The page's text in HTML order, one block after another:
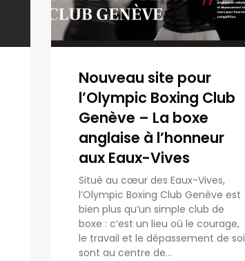
Nouveau site pour
l’Olympic Boxing Club
Genève – La boxe
anglaise à l’honneur
aux Eaux-Vives
Situé au cœur des Eaux-Vives,
l’Olympic Boxing Club Genève est
bien plus qu’un simple club de
boxe : c’est un lieu où le courage,
le travail et le dépassement de soi
sont au centre de...